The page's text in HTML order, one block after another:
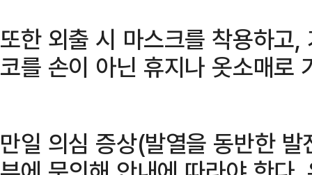
또한 외출 시 마스크를 착용하고,
코를 손이 아닌 휴지나 옷소매로
만일 의심 증상(발열을 동반한